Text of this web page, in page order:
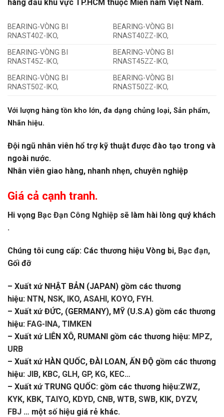
hàng đầu khu vực TP.HCM thuộc Miền nam Việt Nam.
BEARING-VÒNG BI
RNAST40Z-IKO,
BEARING-VÒNG BI
RNAST40ZZ-IKO,
BEARING-VÒNG BI
RNAST45Z-IKO,
BEARING-VÒNG BI
RNAST45ZZ-IKO,
BEARING-VÒNG BI
RNAST50Z-IKO,
BEARING-VÒNG BI
RNAST50ZZ-IKO,
Với lượng hàng tồn kho lớn, đa dạng chủng loại, Sản phẩm,
Nhãn hiệu.
Đội ngũ nhân viên hổ trợ kỹ thuật được đào tạo trong và
ngoài nước.
Nhân viên giao hàng, nhanh nhẹn, chuyên nghiệp
Giá cả cạnh tranh.
Hi vọng Bạc Đạn Công Nghiệp sẽ làm hài lòng quý khách
.
Chúng tôi cung cấp: Các thương hiệu Vòng bi, Bạc đạn,
Gối đỡ
– Xuất xứ NHẬT BẢN (JAPAN) gồm các thương
hiệu: NTN, NSK, IKO, ASAHI, KOYO, FYH.
– Xuất xứ ĐỨC, (GERMANY), MỸ (U.S.A) gồm các thương
hiệu: FAG-INA, TIMKEN
– Xuất xứ LIÊN XÔ, RUMANI gồm các thương hiệu: MPZ,
URB
– Xuất xứ HÀN QUỐC, ĐÀI LOAN, ẤN ĐỘ gồm các thương
hiệu: JIB, KBC, GLH, GP, KG, KEC…
– Xuất xứ TRUNG QUỐC: gồm các thương hiệu:ZWZ,
KYK, KBK, TAIYO, KDYD, CNB, WTB, SWB, KIK, DYZV,
FBJ … một số hiệu giá rẻ khác.